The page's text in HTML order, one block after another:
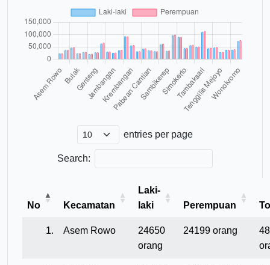
entries per page
Search:
No Kecamatan
Laki-
laki
Perempuan
1. Asem Rowo
24650
orang
24199 orang